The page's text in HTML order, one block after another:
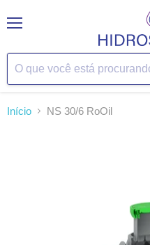
Início NS 30/6 RoOil